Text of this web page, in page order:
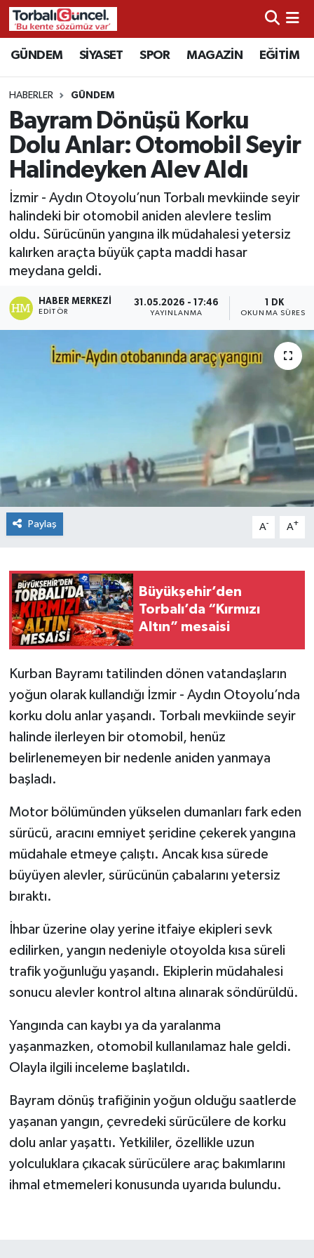
GÜNDEM SİYASET SPOR MAGAZİN EĞİTİM
HABERLER GÜNDEM
Bayram Dönüşü Korku
Dolu Anlar: Otomobil Seyir
Halindeyken Alev Aldı
İzmir - Aydın Otoyolu’nun Torbalı mevkiinde seyir
halindeki bir otomobil aniden alevlere teslim
oldu. Sürücünün yangına ilk müdahalesi yetersiz
kalırken araçta büyük çapta maddi hasar
meydana geldi.
HABER MERKEZI
EDITÖR
31.05.2026 - 17:46
YAYINLANMA
1 DK
OKUNMA SÜRESI
Paylaş A- A+
Büyükşehir’den
Torbalı’da “Kırmızı
Altın” mesaisi
Kurban Bayramı tatilinden dönen vatandaşların
yoğun olarak kullandığı İzmir - Aydın Otoyolu’nda
korku dolu anlar yaşandı. Torbalı mevkiinde seyir
halinde ilerleyen bir otomobil, henüz
belirlenemeyen bir nedenle aniden yanmaya
başladı.
Motor bölümünden yükselen dumanları fark eden
sürücü, aracını emniyet şeridine çekerek yangına
müdahale etmeye çalıştı. Ancak kısa sürede
büyüyen alevler, sürücünün çabalarını yetersiz
bıraktı.
İhbar üzerine olay yerine itfaiye ekipleri sevk
edilirken, yangın nedeniyle otoyolda kısa süreli
trafik yoğunluğu yaşandı. Ekiplerin müdahalesi
sonucu alevler kontrol altına alınarak söndürüldü.
Yangında can kaybı ya da yaralanma
yaşanmazken, otomobil kullanılamaz hale geldi.
Olayla ilgili inceleme başlatıldı.
Bayram dönüş trafiğinin yoğun olduğu saatlerde
yaşanan yangın, çevredeki sürücülere de korku
dolu anlar yaşattı. Yetkililer, özellikle uzun
yolculuklara çıkacak sürücülere araç bakımlarını
ihmal etmemeleri konusunda uyarıda bulundu.
İzmir Nöbetçi Eczaneler
İzmir Hava Durumu
İzmir Namaz Vakitleri
İzmir Trafik Yoğunluk Haritası
Süper Lig Puan Durumu ve Fikstür
Tüm Manşetler
Son Dakika Haberleri
Haber Arşivi